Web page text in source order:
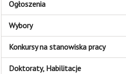
Ogłoszenia
Wybory
Konkursy na stanowiska pracy
Doktoraty, Habilitacje